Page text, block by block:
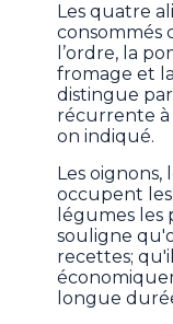
Les quatre
consommés
l’ordre, la
fromage et
distingue
récurrente à
on indiqué.
Les oignons,
occupent
légumes les
souligne
recettes;
longue